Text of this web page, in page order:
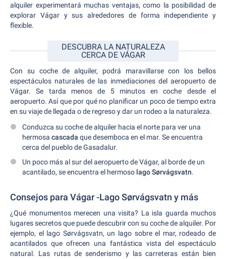
alquiler experimentará muchas ventajas, como la posibilidad de
explorar Vágar y sus alrededores de forma independiente y
flexible.
DESCUBRA LA NATURALEZA
CERCA DE VÁGAR
Con su coche de alquiler, podrá maravillarse con los bellos
espectáculos naturales de las inmediaciones del aeropuerto de
Vágar. Se tarda menos de 5 minutos en coche desde el
aeropuerto. Así que por qué no planificar un poco de tiempo extra
en su viaje de llegada o de regreso y dar un rodeo a la naturaleza.
Conduzca su coche de alquiler hacia el norte para ver una
hermosa cascada que desemboca en el mar. Se encuentra
cerca del pueblo de Gasadalur.
Un poco más al sur del aeropuerto de Vágar, al borde de un
acantilado, se encuentra el hermoso lago Sørvágsvatn.
Consejos para Vágar -Lago Sørvágsvatn y más
¿Qué monumentos merecen una visita? La isla guarda muchos
lugares secretos que puede descubrir con su coche de alquiler. Por
ejemplo, el lago Sørvágsvatn, un lago sobre el mar, rodeado de
acantilados que ofrecen una fantástica vista del espectáculo
natural. Las rutas de senderismo y las carreteras están bien